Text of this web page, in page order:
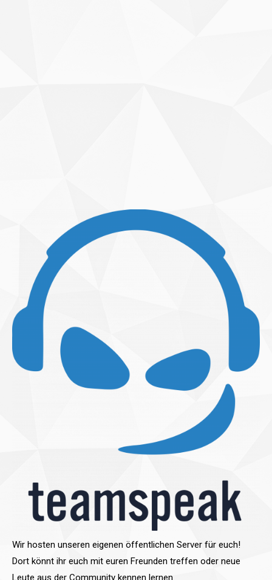
Wir hosten unseren eigenen öffentlichen Server für euch!
Dort könnt ihr euch mit euren Freunden treffen oder neue
Leute aus der Community kennen lernen.